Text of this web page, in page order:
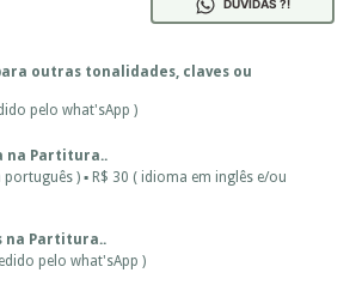
outras tonalidades, claves ou
pelo what'sApp )
na Partitura..
) ▪ R$ 30 ( idioma em inglês e/ou
na Partitura..
pelo what'sApp )